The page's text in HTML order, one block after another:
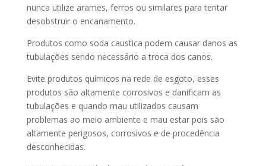
nunca utilize arames, ferros ou similares para tentar
desobstruir o encanamento.
Produtos como soda caustica podem causar danos as
tubulações sendo necessário a troca dos canos.
Evite produtos químicos na rede de esgoto, esses
produtos são altamente corrosivos e danificam as
tubulações e quando mau utilizados causam
problemas ao meio ambiente e mau estar pois são
altamente perigosos, corrosivos e de procedência
desconhecidas.